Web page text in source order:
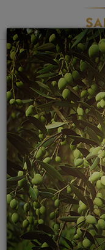
"kuru reyhan"
bulundu.